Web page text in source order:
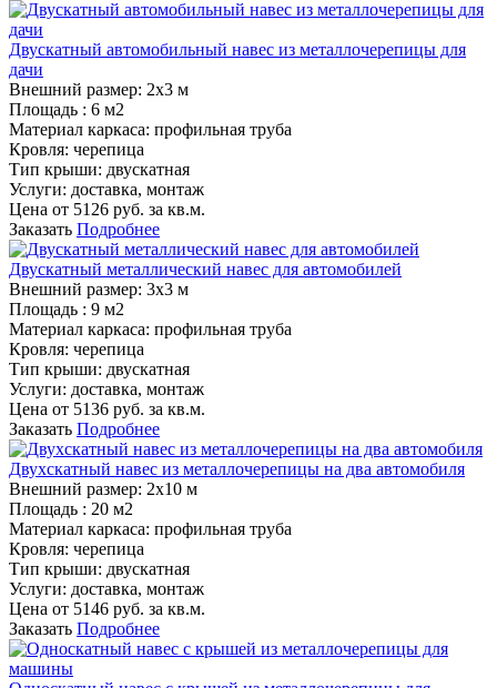
Двускатный автомобильный навес из металлочерепицы для
дачи
Внешний размер: 2х3 м
Площадь : 6 м2
Материал каркаса: профильная труба
Кровля: черепица
Тип крыши: двускатная
Услуги: доставка, монтаж
Цена от 5126 руб. за кв.м.
Заказать Подробнее
Двускатный металлический навес для автомобилей
Внешний размер: 3х3 м
Площадь : 9 м2
Материал каркаса: профильная труба
Кровля: черепица
Тип крыши: двускатная
Услуги: доставка, монтаж
Цена от 5136 руб. за кв.м.
Заказать Подробнее
Двухскатный навес из металлочерепицы на два автомобиля
Внешний размер: 2х10 м
Площадь : 20 м2
Материал каркаса: профильная труба
Кровля: черепица
Тип крыши: двускатная
Услуги: доставка, монтаж
Цена от 5146 руб. за кв.м.
Заказать Подробнее